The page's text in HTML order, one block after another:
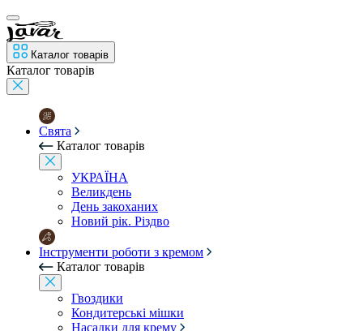
Каталог товарів
Каталог товарів
Свята
Каталог товарів
УКРАЇНА
Великдень
День закоханих
Новий рік. Різдво
Інструменти роботи з кремом
Каталог товарів
Гвоздики
Кондитерські мішки
Насадки для крему